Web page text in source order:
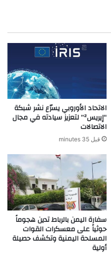
الاتحاد الأوروبي يسرّع نشر شبكة
“إيريس²” لتعزيز سيادته في مجال
الاتصالات
قبل 35 minutes
سفارة اليمن بالرباط تدين هجوماً
حوثياً على معسكرات القوات
المسلحة اليمنية وتكشف حصيلة
أولية